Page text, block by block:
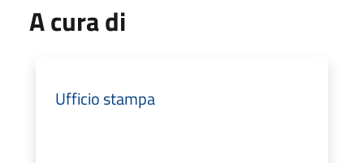
A cura di
Ufficio stampa